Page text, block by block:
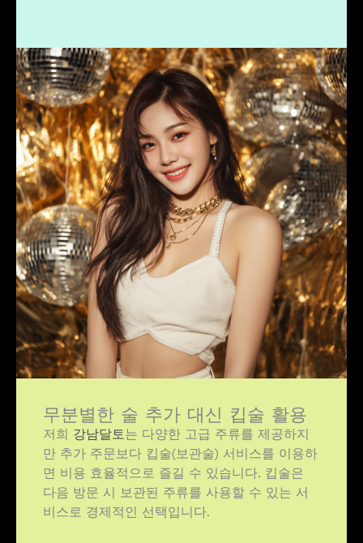
무분별한 술 추가 대신 킵술 활용
저희 강남달토는 다양한 고급 주류를 제공하지
만 추가 주문보다 킵술(보관술) 서비스를 이용하
면 비용 효율적으로 즐길 수 있습니다. 킵술은
다음 방문 시 보관된 주류를 사용할 수 있는 서
비스로 경제적인 선택입니다.